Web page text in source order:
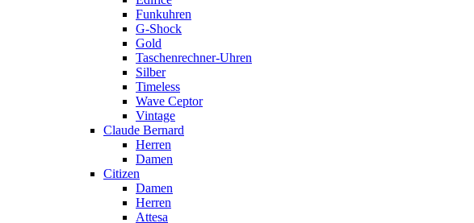
Funkuhren
G-Shock
Gold
Taschenrechner-Uhren
Silber
Timeless
Wave Ceptor
Vintage
Claude Bernard
Herren
Damen
Citizen
Damen
Herren
Attesa